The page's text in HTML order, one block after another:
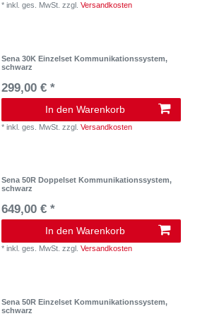
*inkl. ges. MwSt. zzgl.Versandkosten
Sena 30K Einzelset Kommunikationssystem,
schwarz
299,00 € *
In den Warenkorb
*inkl. ges. MwSt. zzgl.Versandkosten
Sena 50R Doppelset Kommunikationssystem,
schwarz
649,00 € *
In den Warenkorb
*inkl. ges. MwSt. zzgl.Versandkosten
Sena 50R Einzelset Kommunikationssystem,
schwarz